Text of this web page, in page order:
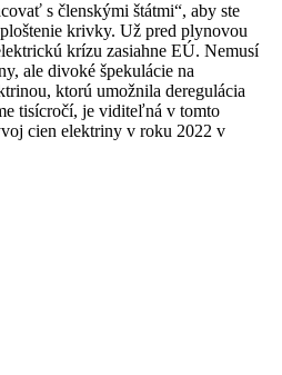
s členskými štátmi“, aby ste
krivky. Už pred plynovou
krízu zasiahne EÚ. Nemusí
ale divoké špekulácie na
ktorú umožnila deregulácia
tisícročí, je viditeľná v tomto
cien elektriny v roku 2022 v